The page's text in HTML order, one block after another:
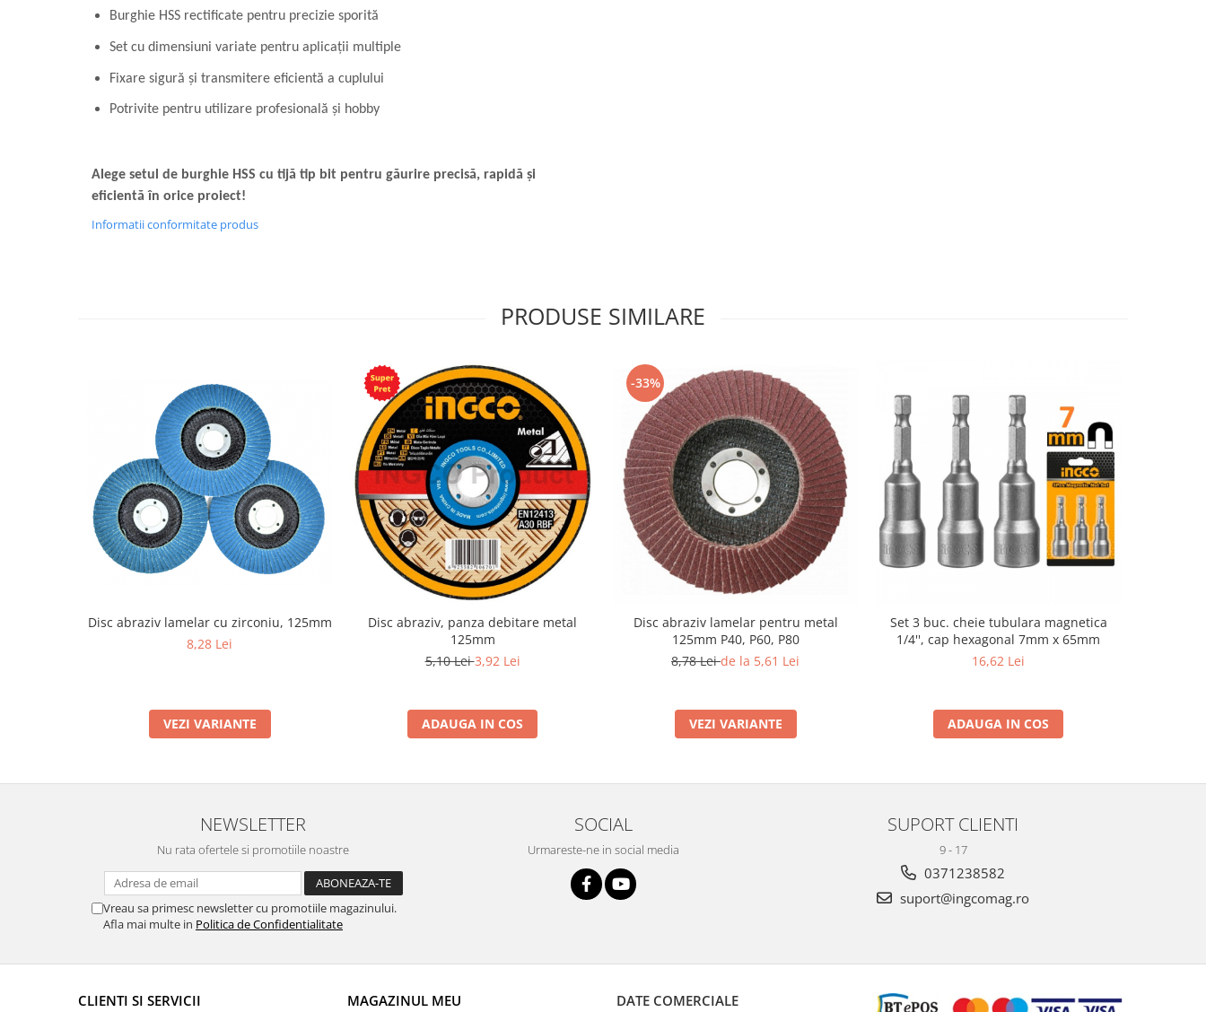
Burghie HSS rectificate pentru precizie sporită
Set cu dimensiuni variate pentru aplicații multiple
Fixare sigură și transmitere eficientă a cuplului
Potrivite pentru utilizare profesională și hobby
Alege setul de burghie HSS cu tijă tip bit pentru găurire precisă, rapidă și
eficientă în orice proiect!
Informatii conformitate produs
PRODUSE SIMILARE
Disc abraziv lamelar cu zirconiu, 125mm
8,28 Lei
VEZI VARIANTE
Disc abraziv, panza debitare metal
125mm
5,10 Lei3,92 Lei
ADAUGA IN COS
-33%
Disc abraziv lamelar pentru metal
125mm P40, P60, P80
8,78 Leide la 5,61 Lei
VEZI VARIANTE
Set 3 buc. cheie tubulara magnetica
1/4'', cap hexagonal 7mm x 65mm
16,62 Lei
ADAUGA IN COS
NEWSLETTER
Nu rata ofertele si promotiile noastre
Vreau sa primesc newsletter cu promotiile magazinului.
Afla mai multe in Politica de Confidentialitate
SOCIAL
Urmareste-ne in social media
SUPORT CLIENTI
9 - 17
0371238582
suport@ingcomag.ro
CLIENTI SI SERVICII MAGAZINUL MEU DATE COMERCIALE